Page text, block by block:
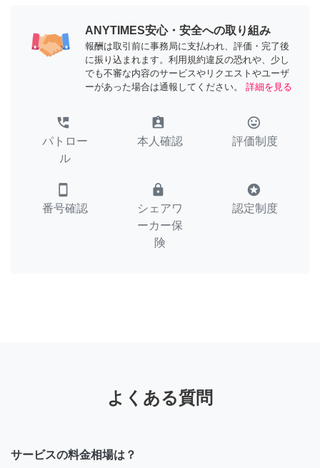
ANYTIMES安心・安全への取り組み
報酬は取引前に事務局に支払われ、評価・完了後
に振り込まれます。利用規約違反の恐れや、少し
でも不審な内容のサービスやリクエストやユーザ
ーがあった場合は通報してください。
詳細を見る
perm_phone_msg
パトロー
ル
assignment_ind
本人確認
tag_faces
評価制度
smartphone
番号確認
lock
シェアワ
ーカー保
険
stars
認定制度
よくある質問
サービスの料金相場は？